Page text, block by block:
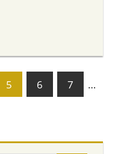
5 6 7
…